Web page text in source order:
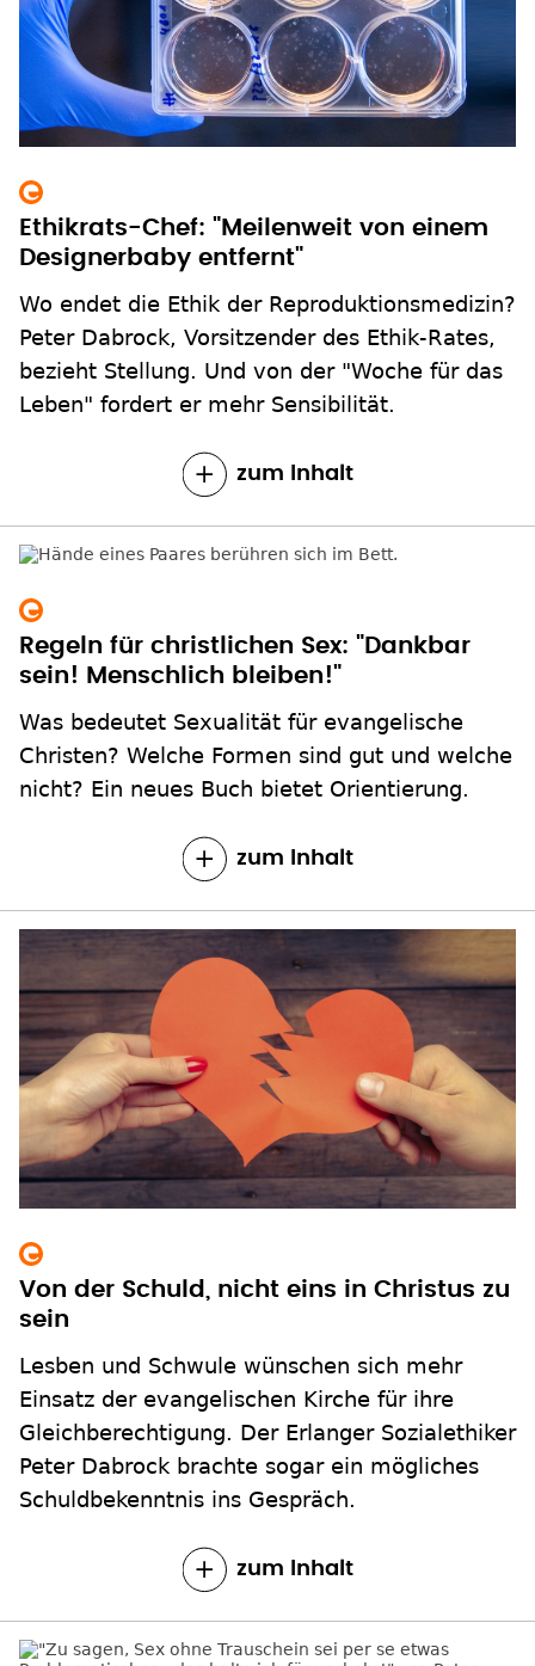
Ethikrats-Chef: "Meilenweit von einem
Designerbaby entfernt"
Wo endet die Ethik der Reproduktionsmedizin?
Peter Dabrock, Vorsitzender des Ethik-Rates,
bezieht Stellung. Und von der "Woche für das
Leben" fordert er mehr Sensibilität.
zum Inhalt
Regeln für christlichen Sex: "Dankbar
sein! Menschlich bleiben!"
Was bedeutet Sexualität für evangelische
Christen? Welche Formen sind gut und welche
nicht? Ein neues Buch bietet Orientierung.
zum Inhalt
Von der Schuld, nicht eins in Christus zu
sein
Lesben und Schwule wünschen sich mehr
Einsatz der evangelischen Kirche für ihre
Gleichberechtigung. Der Erlanger Sozialethiker
Peter Dabrock brachte sogar ein mögliches
Schuldbekenntnis ins Gespräch.
zum Inhalt